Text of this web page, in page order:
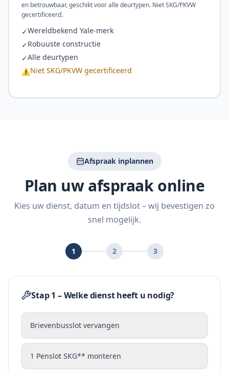
en betrouwbaar, geschikt voor alle deurtypen. Niet SKG/PKVW
gecertificeerd.
✓Wereldbekend Yale-merk
✓Robuuste constructie
✓Alle deurtypen
⚠Niet SKG/PKVW gecertificeerd
Afspraak inplannen
Plan uw afspraak online
Kies uw dienst, datum en tijdslot – wij bevestigen zo
snel mogelijk.
1 2 3
Stap 1 – Welke dienst heeft u nodig?
Brievenbusslot vervangen
1 Penslot SKG** monteren